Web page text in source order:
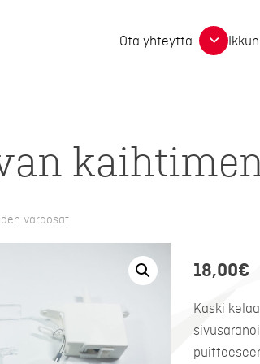
Ota yhteyttä
varaosat
18,00€
Kaski